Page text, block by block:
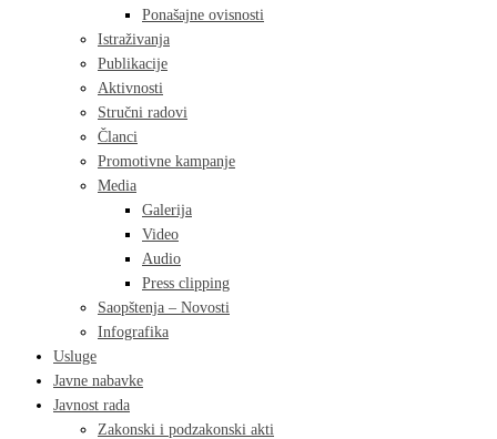
Ponašajne ovisnosti
Istraživanja
Publikacije
Aktivnosti
Stručni radovi
Članci
Promotivne kampanje
Media
Galerija
Video
Audio
Press clipping
Saopštenja – Novosti
Infografika
Usluge
Javne nabavke
Javnost rada
Zakonski i podzakonski akti